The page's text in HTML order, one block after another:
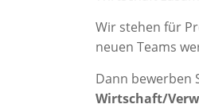
Wir stehen für
neuen Teams
Dann bewerben
Wirtschaft/